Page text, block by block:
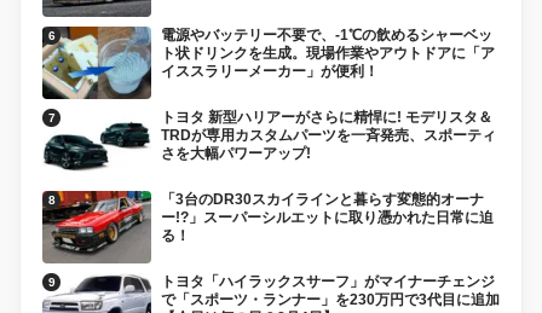
電源やバッテリー不要で、-1℃の飲めるシャーベッ
ト状ドリンクを生成。現場作業やアウトドアに「ア
イススラリーメーカー」が便利！
トヨタ 新型ハリアーがさらに精悍に! モデリスタ＆
TRDが専用カスタムパーツを一斉発売、スポーティ
さを大幅パワーアップ!
「3台のDR30スカイラインと暮らす変態的オーナ
ー!?」スーパーシルエットに取り憑かれた日常に迫
る！
トヨタ「ハイラックスサーフ」がマイナーチェンジ
で「スポーツ・ランナー」を230万円で3代目に追加